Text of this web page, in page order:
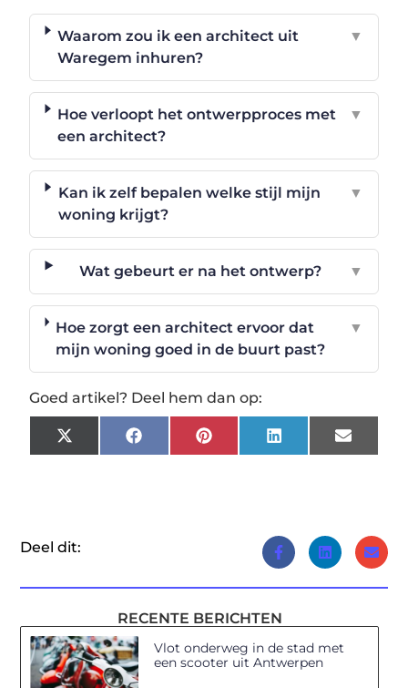
Waarom zou ik een architect uit
Waregem inhuren?
▼
Hoe verloopt het ontwerpproces met
een architect?
▼
Kan ik zelf bepalen welke stijl mijn
woning krijgt?
▼
Wat gebeurt er na het ontwerp? ▼
Hoe zorgt een architect ervoor dat
mijn woning goed in de buurt past?
▼
Goed artikel? Deel hem dan op:
X
(Twitter)
FacebookPinterestLinkedInEmail
Deel dit:
RECENTE BERICHTEN
Vlot onderweg in de stad met
een scooter uit Antwerpen